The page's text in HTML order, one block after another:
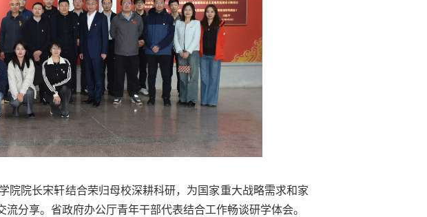
院院长宋轩结合荣归母校深耕科研，为国家重大战略需求和家
分享。省政府办公厅青年干部代表结合工作畅谈研学体会。